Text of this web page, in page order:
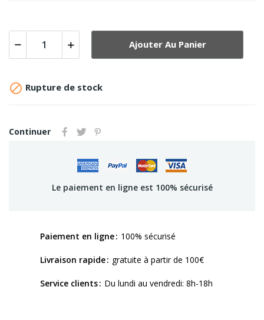
Ajouter Au Panier
 Rupture de stock
Continuer
Le paiement en ligne est 100% sécurisé
Paiement en ligne 100% sécurisé
Livraison rapide gratuite à partir de 100€
Service clients Du lundi au vendredi: 8h-18h